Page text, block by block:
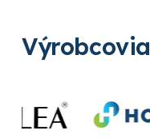
Výrobcovia